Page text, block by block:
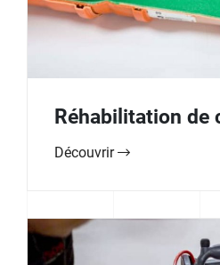
Réhabilitation de
Découvrir